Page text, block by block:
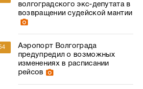
волгоградского экс-депутата в
возвращении судейской мантии
Аэропорт Волгограда
предупредил о возможных
изменениях в расписании
рейсов